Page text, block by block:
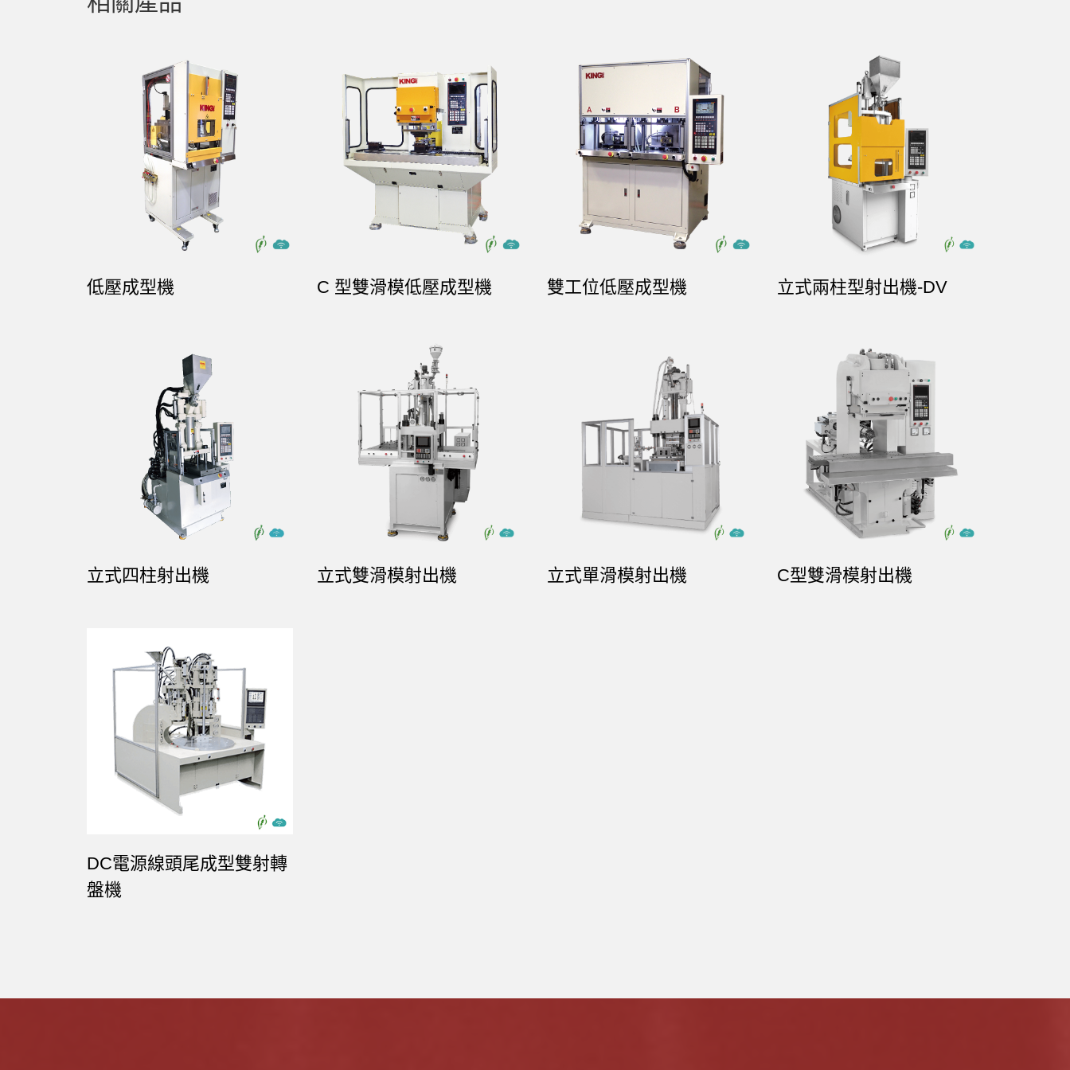
低壓成型機 C 型雙滑模低壓成型機 雙工位低壓成型機 立式兩柱型射出機-DV
立式四柱射出機 立式雙滑模射出機 立式單滑模射出機 C型雙滑模射出機
DC電源線頭尾成型雙射轉
盤機